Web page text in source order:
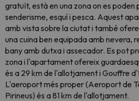
gratuït, està en una zona on es
senderisme, esquí i pesca. Aquest
amb vista sobre la ciutat i també
una cuina ben equipada amb nevera,
bany amb dutxa i assecador. Es pot
zona i l'apartament ofereix
és a 29 km de l'allotjament i Gouffre
L'aeroport més proper (Aeroport de
Pirineus) és a 81 km de l'allotjament.